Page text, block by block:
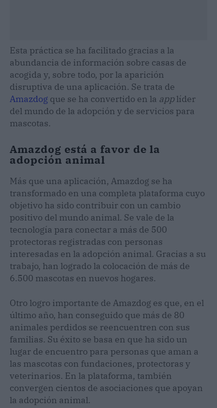
Esta práctica se ha facilitado gracias a la
abundancia de información sobre casas de
acogida y, sobre todo, por la aparición
disruptiva de una aplicación. Se trata de
Amazdog que se ha convertido en la applíder
del mundo de la adopción y de servicios para
mascotas.
Amazdog está a favor de la
adopción animal
Más que una aplicación, Amazdog se ha
transformado en una completa plataforma cuyo
objetivo ha sido contribuir con un cambio
positivo del mundo animal. Se vale de la
tecnología para conectar a más de 500
protectoras registradas con personas
interesadas en la adopción animal. Gracias a su
trabajo, han logrado la colocación de más de
6.500 mascotas en nuevos hogares.
Otro logro importante de Amazdog es que, en el
último año, han conseguido que más de 80
animales perdidos se reencuentren con sus
familias. Su éxito se basa en que ha sido un
lugar de encuentro para personas que aman a
las mascotas con fundaciones, protectoras y
veterinarios. En la plataforma, también
convergen cientos de asociaciones que apoyan
la adopción animal.